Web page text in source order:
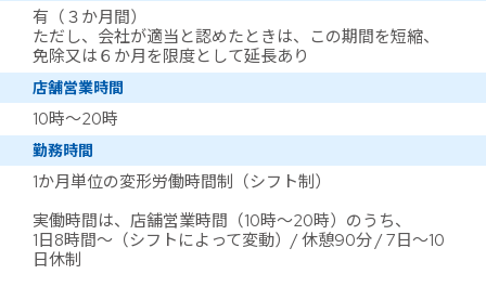
有（３か月間）
ただし、会社が適当と認めたときは、この期間を短縮、
免除又は６か月を限度として延長あり
店舗営業時間
10時～20時
勤務時間
1か月単位の変形労働時間制（シフト制）
実働時間は、店舗営業時間（10時～20時）のうち、
1日8時間～（シフトによって変動）/ 休憩90分 / 7日～10
日休制